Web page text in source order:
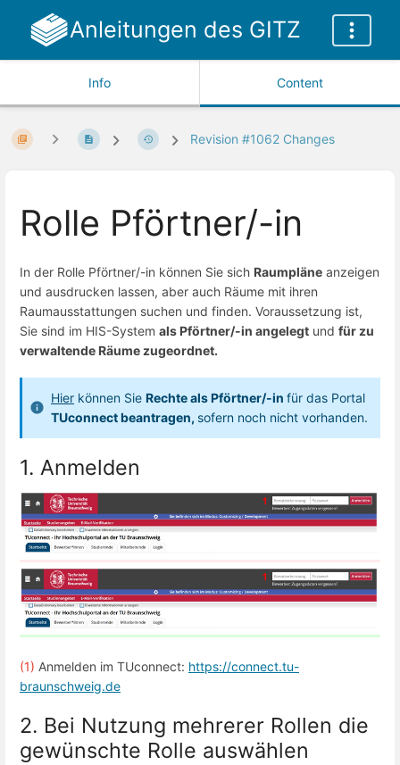
Anleitungen des GITZ
Info Content
Revision #1062 Changes
Rolle Pförtner/-in
In der Rolle Pförtner/-in können Sie sich Raumpläne anzeigen
und ausdrucken lassen, aber auch Räume mit ihren
Raumausstattungen suchen und finden. Voraussetzung ist,
Sie sind im HIS-System als Pförtner/-in angelegt und für zu
verwaltende Räume zugeordnet.
Hier können Sie Rechte als Pförtner/-in für das Portal
TUconnect beantragen, sofern noch nicht vorhanden.
1. Anmelden
(1) Anmelden im TUconnect: https://connect.tu-
braunschweig.de
2. Bei Nutzung mehrerer Rollen die
gewünschte Rolle auswählen